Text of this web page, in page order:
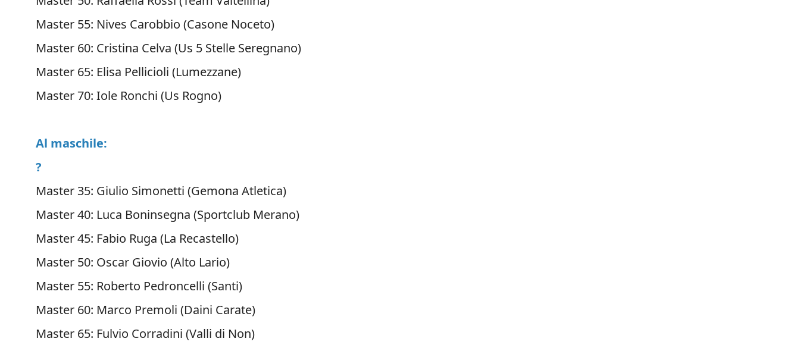
Master 55: Nives Carobbio (Casone Noceto)
Master 60: Cristina Celva (Us 5 Stelle Seregnano)
Master 65: Elisa Pellicioli (Lumezzane)
Master 70: Iole Ronchi (Us Rogno)
Al maschile:
?
Master 35: Giulio Simonetti (Gemona Atletica)
Master 40: Luca Boninsegna (Sportclub Merano)
Master 45: Fabio Ruga (La Recastello)
Master 50: Oscar Giovio (Alto Lario)
Master 55: Roberto Pedroncelli (Santi)
Master 60: Marco Premoli (Daini Carate)
Master 65: Fulvio Corradini (Valli di Non)